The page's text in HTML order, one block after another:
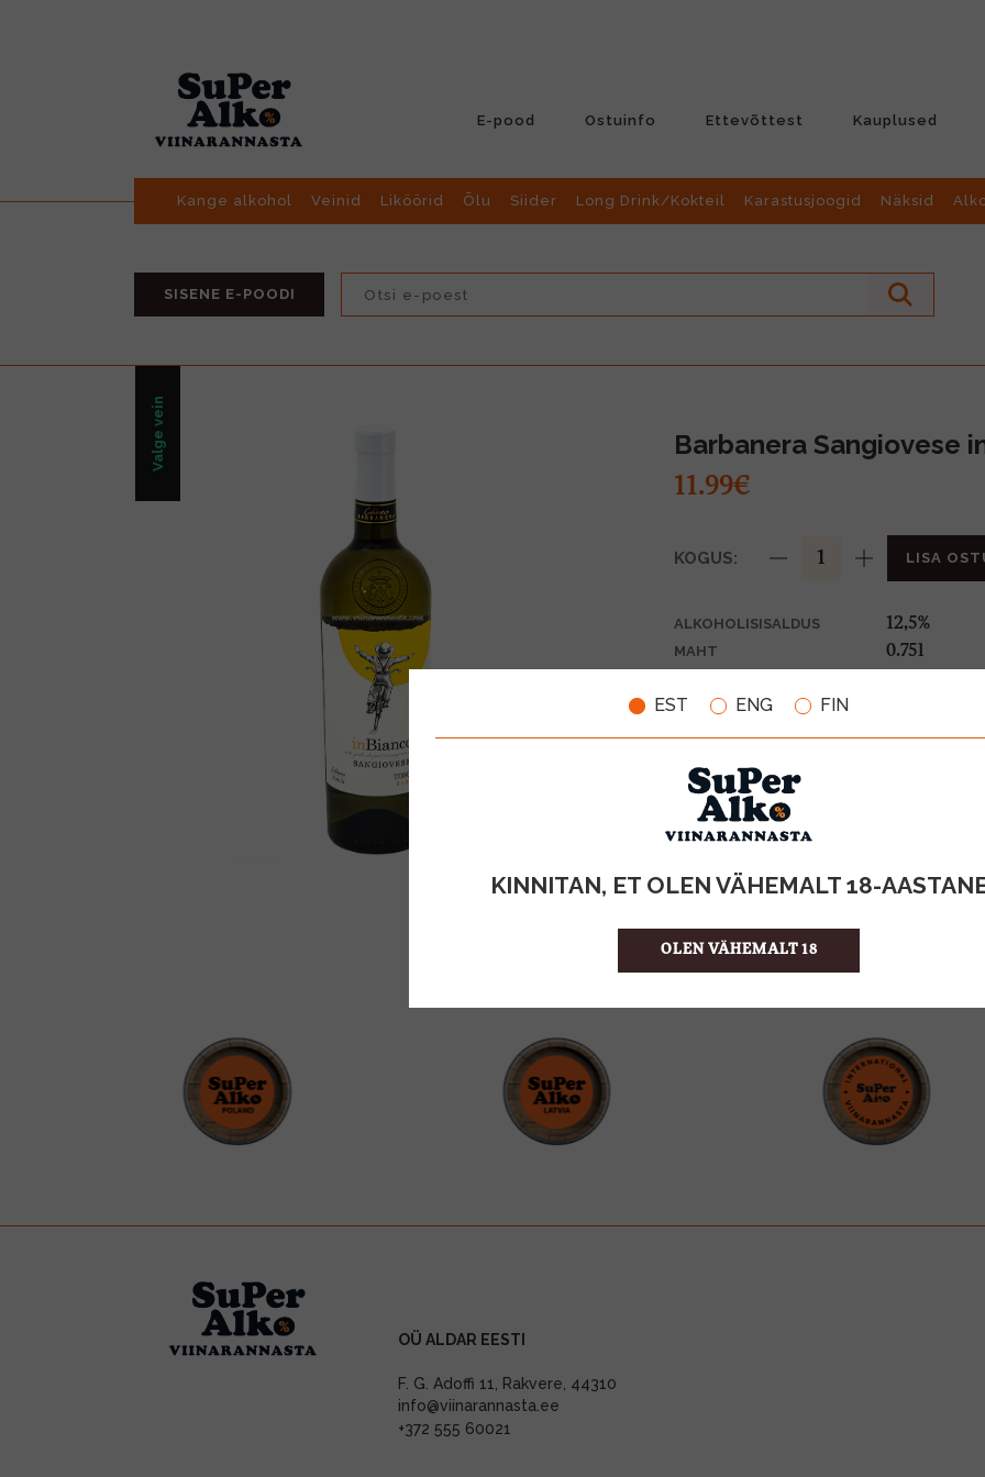
EST ENG FIN
KINNITAN, ET OLEN VÄHEMALT 18-
OLEN VÄHEMALT 18
E-pood Ostuinfo Ettevõttest Kauplused
Kange alkohol Veinid Liköörid Õlu Siider Long Drink/Kokteil Karastusjoogid Näksid
SISENE E-POODI
Valge vein Barbanera Sangiovese
11.99€
KOGUS: LISA
ALKOHOLISISALDUS 12,5%
MAHT 0.75l
TOOTE LIIK
ÜHIKU HIND
KOGUS KASTIS
OÜ ALDAR EESTI
F. G. Adoffi 11, Rakvere, 44310
info@viinarannasta.ee
+372 555 60021